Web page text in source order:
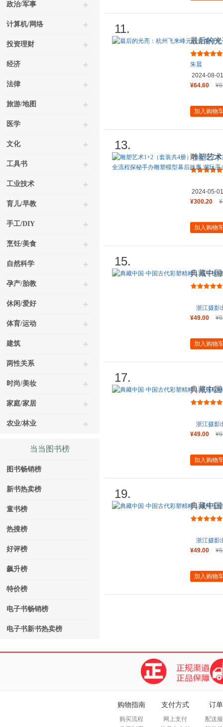
政治/军事
计算机/网络
投资理财
经济
法律
旅游/地图
医学
文化
工具书
工业技术
育儿/早教
手工/DIY
烹饪/美食
自然科学
孕产/胎教
休闲/爱好
体育/运动
建筑
两性关系
时尚/美妆
家庭/家居
农业/林业
当当图书榜
图书畅销榜
新书热卖榜
童书榜
热搜榜
好评榜
飙升榜
特价榜
电子书畅销榜
电子书新书热卖榜
11.
最后的
朱晨
2024-08-01
¥64.60
加入购物
13.
雕塑艺
超200款
2024-05-01
¥300.20
加入购物
15.
典藏中
彩塑
浙江摄影
¥49.00
加入购物
17.
典藏中
彩塑
浙江摄影
¥49.00
加入购物
19.
典藏中
彩塑
浙江摄影
¥49.00
加入购物
购物指南
购买流程
支付方式
网上支付
订
配送